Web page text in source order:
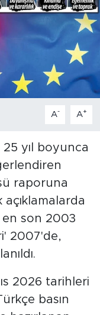
A- A+
25 yıl boyunca
raporuna
son 2003
2007'de,
2026 tarihleri
basın